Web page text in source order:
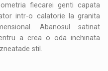
fiecarei genti capata
intr-o calatorie la granita
Abanosul satinat
a crea o oda inchinata
stil.